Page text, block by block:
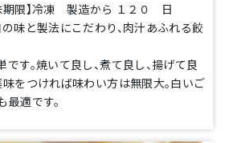
期限】冷凍 製造から １２０ 日
味と製法にこだわり、肉汁あふれる餃
す。焼いて良し、煮て良し、揚げて良
味をつければ味わい方は無限大。白いご
適です。